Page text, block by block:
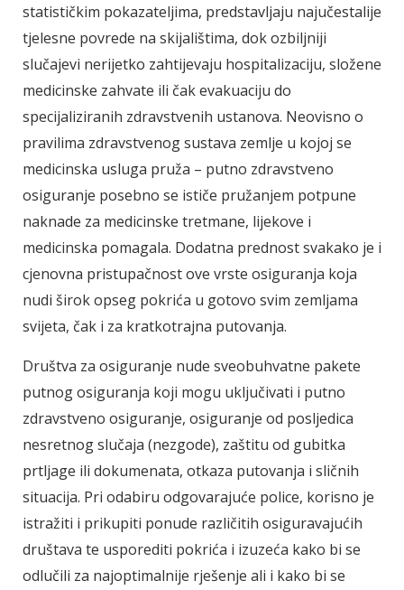
statističkim pokazateljima, predstavljaju najučestalije
tjelesne povrede na skijalištima, dok ozbiljniji
slučajevi nerijetko zahtijevaju hospitalizaciju, složene
medicinske zahvate ili čak evakuaciju do
specijaliziranih zdravstvenih ustanova. Neovisno o
pravilima zdravstvenog sustava zemlje u kojoj se
medicinska usluga pruža – putno zdravstveno
osiguranje posebno se ističe pružanjem potpune
naknade za medicinske tretmane, lijekove i
medicinska pomagala. Dodatna prednost svakako je i
cjenovna pristupačnost ove vrste osiguranja koja
nudi širok opseg pokrića u gotovo svim zemljama
svijeta, čak i za kratkotrajna putovanja.
Društva za osiguranje nude sveobuhvatne pakete
putnog osiguranja koji mogu uključivati i putno
zdravstveno osiguranje, osiguranje od posljedica
nesretnog slučaja (nezgode), zaštitu od gubitka
prtljage ili dokumenata, otkaza putovanja i sličnih
situacija. Pri odabiru odgovarajuće police, korisno je
istražiti i prikupiti ponude različitih osiguravajućih
društava te usporediti pokrića i izuzeća kako bi se
odlučili za najoptimalnije rješenje ali i kako bi se